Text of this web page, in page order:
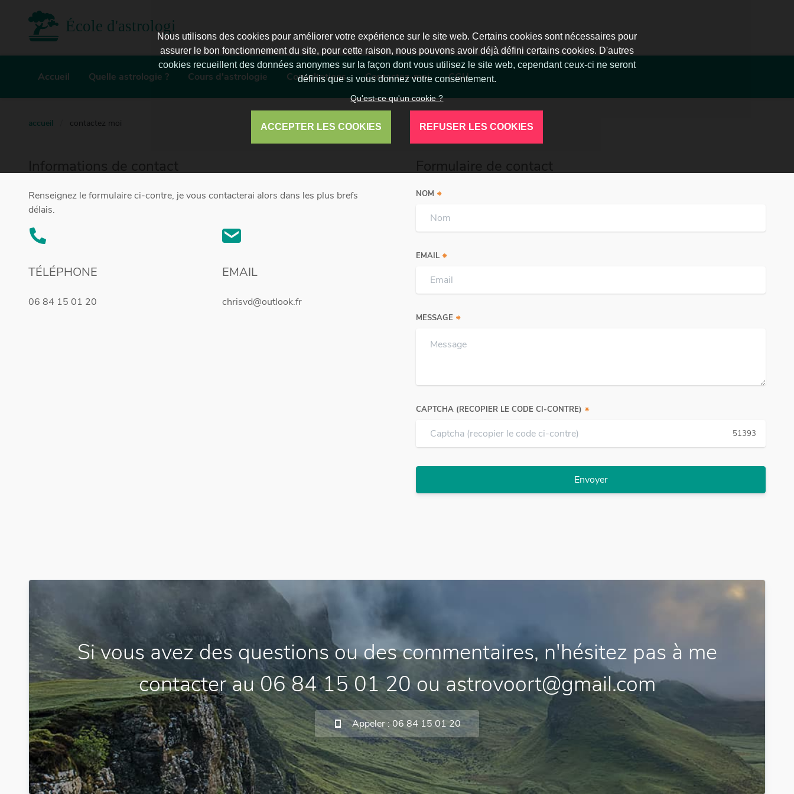
École d'astrologie d'Enghien
Accueil Quelle astrologie ? Cours d'astrologie Consultations Contactez-moi CGU
accueil contactez moi
Informations de contact
Renseignez le formulaire ci-contre, je vous contacterai alors dans les plus brefs
délais.
TÉLÉPHONE
06 84 15 01 20
EMAIL
chrisvd@outlook.fr
Formulaire de contact
NOM
EMAIL
MESSAGE
CAPTCHA (RECOPIER LE CODE CI-CONTRE)
51393
Envoyer
Si vous avez des questions ou des commentaires, n'hésitez pas à me
contacter au 06 84 15 01 20 ou astrovoort@gmail.com
Appeler : 06 84 15 01 20
Nous utilisons des cookies pour améliorer votre expérience sur le site web. Certains cookies sont nécessaires pour
assurer le bon fonctionnement du site, pour cette raison, nous pouvons avoir déjà défini certains cookies. D'autres
cookies recueillent des données anonymes sur la façon dont vous utilisez le site web, cependant ceux-ci ne seront
définis que si vous donnez votre consentement.
Qu'est-ce qu'un cookie ?
ACCEPTER LES COOKIES REFUSER LES COOKIES